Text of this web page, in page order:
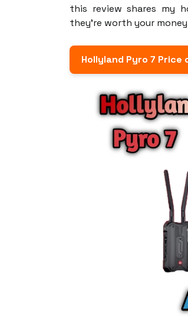
this review shares my
they’re worth your
Hollyland Pyro 7 Price